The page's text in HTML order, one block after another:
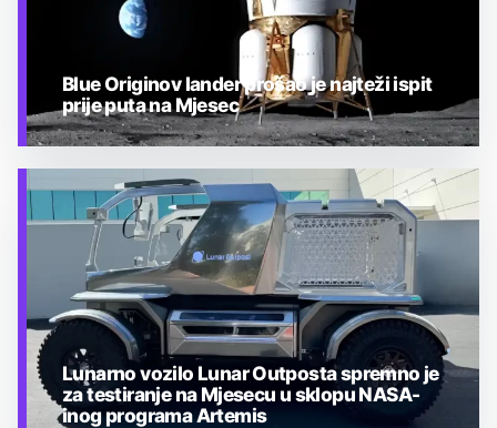
TEHNOLOGIJA
Blue Originov lander prošao je najteži ispit
prije puta na Mjesec
Lunarno vozilo Lunar Outposta spremno je
za testiranje na Mjesecu u sklopu NASA-
inog programa Artemis